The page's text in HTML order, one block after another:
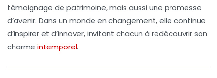
témoignage de patrimoine, mais aussi une promesse
d’avenir. Dans un monde en changement, elle continue
d’inspirer et d’innover, invitant chacun à redécouvrir son
charme intemporel.